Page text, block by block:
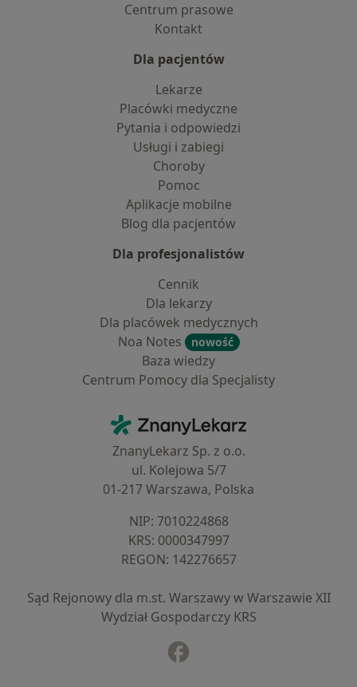
Centrum prasowe
Kontakt
Dla pacjentów
Lekarze
Placówki medyczne
Pytania i odpowiedzi
Usługi i zabiegi
Choroby
Pomoc
Aplikacje mobilne
Blog dla pacjentów
Dla profesjonalistów
Cennik
Dla lekarzy
Dla placówek medycznych
Noa Notes
nowość
Baza wiedzy
Centrum Pomocy dla Specjalisty
ZnanyLekarz - Strona główna
ZnanyLekarz Sp. z o.o.
ul. Kolejowa 5/7
01-217 Warszawa, Polska
NIP: ⁠7010224868
KRS: ⁠0000347997
REGON: ⁠142276657
Sąd Rejonowy dla m.st. Warszawy w Warszawie XII
Wydział Gospodarczy KRS